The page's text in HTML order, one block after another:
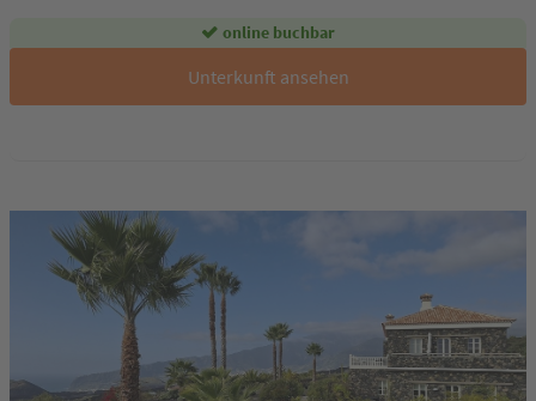
online buchbar
Unterkunft ansehen